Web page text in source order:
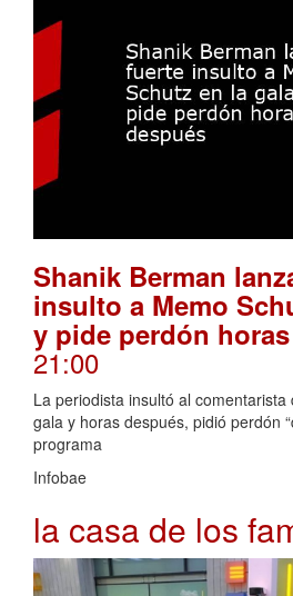
Shanik Berman
insulto a Memo
y pide perdón
21:00
La periodista insultó al
gala y horas después, pidió perdón
programa
Infobae
la casa de los